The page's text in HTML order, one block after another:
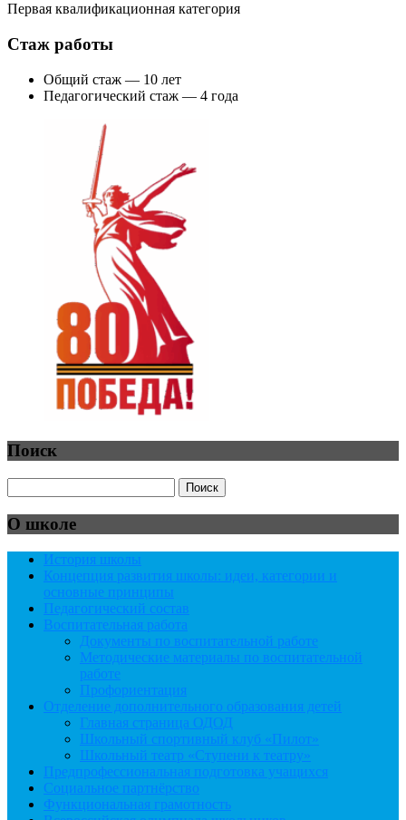
Первая квалификационная категория
Стаж работы
Общий стаж — 10 лет
Педагогический стаж — 4 года
Поиск
О школе
История школы
Концепция развития школы: идеи, категории и
основные принципы
Педагогический состав
Воспитательная работа
Документы по воспитательной работе
Методические материалы по воспитательной
работе
Профориентация
Отделение дополнительного образования детей
Главная страница ОДОД
Школьный спортивный клуб «Пилот»
Школьный театр «Ступени к театру»
Предпрофессиональная подготовка учащихся
Социальное партнёрство
Функциональная грамотность